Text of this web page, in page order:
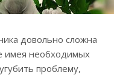
довольно сложна
имея необходимых
проблему,